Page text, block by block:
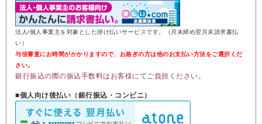
法人/個人事業主を対象とした掛け払いサービスです。（月末締め翌月末請求書払
い）
与信審査にお時間がかかりますので、お急ぎの方は他のお支払い方法をご選択くだ
さい。
銀行振込の際の振込手数料はお客様にてご負担ください。
■個人向け後払い（銀行振込・コンビニ）